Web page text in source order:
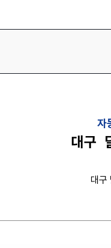
자
대구
대구